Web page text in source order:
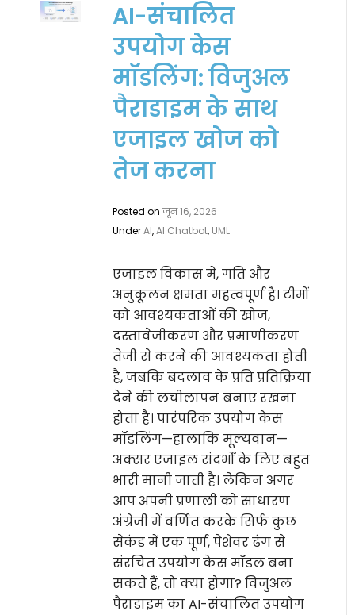
AI-संचालित
उपयोग केस
मॉडलिंग: विजुअल
पैराडाइम के साथ
एजाइल खोज को
तेज करना
Posted onजून 16, 2026
UnderAI,AI Chatbot, UML
एजाइल विकास में, गति और
अनुकूलन क्षमता महत्वपूर्ण है। टीमों
को आवश्यकताओं की खोज,
दस्तावेजीकरण और प्रमाणीकरण
तेजी से करने की आवश्यकता होती
है, जबकि बदलाव के प्रति प्रतिक्रिया
देने की लचीलापन बनाए रखना
होता है। पारंपरिक उपयोग केस
मॉडलिंग—हालांकि मूल्यवान—
अक्सर एजाइल संदर्भों के लिए बहुत
भारी मानी जाती है। लेकिन अगर
आप अपनी प्रणाली को साधारण
अंग्रेजी में वर्णित करके सिर्फ कुछ
सेकंड में एक पूर्ण, पेशेवर ढंग से
संरचित उपयोग केस मॉडल बना
सकते हैं, तो क्या होगा? विजुअल
पैराडाइम का AI-संचालित उपयोग